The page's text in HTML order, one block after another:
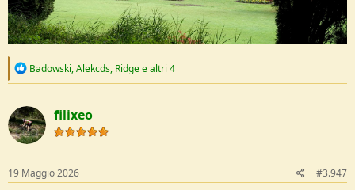
R
e
c
t
i
o
s
:
Badowski,Alekcds, Ridgee altri 4
filixeo
19 Maggio 2026 #3.947